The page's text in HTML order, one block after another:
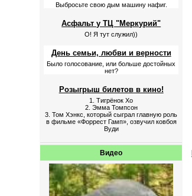
Выбросьте свою дым машину нафиг.
Асфальт у ТЦ "Меркурий"
О! Я тут служил))
День семьи, любви и верности
Было голосование, или больше достойных
нет?
Розыгрыш билетов в кино!
1. Тигрёнок Хо
2. Эмма Томпсон
3. Том Хэнкс, который сыграл главную роль
в фильме «Форрест Гамп», озвучил ковбоя
Вуди
Видео